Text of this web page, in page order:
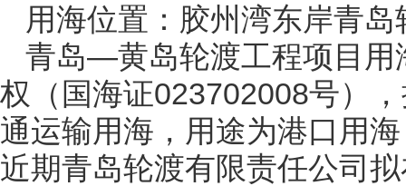
用海位置：胶州湾东岸青岛
青岛—黄岛轮渡工程项目用
权（国海证023702008号）
通运输用海，用途为港口用
近期青岛轮渡有限责任公司